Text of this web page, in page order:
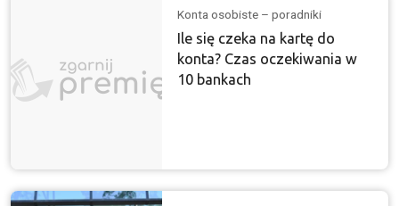
Konta osobiste – poradniki
Ile się czeka na kartę do
konta? Czas oczekiwania w
10 bankach